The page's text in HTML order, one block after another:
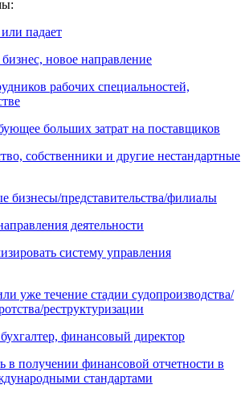
падает
новое направление
рабочих специальностей,
больших затрат на поставщиков
собственники и другие нестандартные
бизнесы/представительства/филиалы
деятельности
систему управления
уже течение стадии судопроизводства/
реструктуризации
финансовый директор
в получении финансовой отчетности в
стандартами